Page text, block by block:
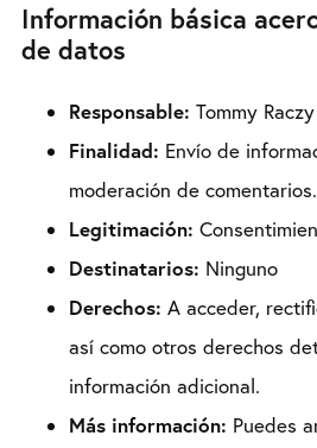
Información básica
de datos
Responsable: Tommy Raczy
Finalidad: Envío de
moderación de comentarios.
Legitimación:
Destinatarios: Ninguno
Derechos: A acceder,
así como otros derechos
información adicional.
Más información: Puedes